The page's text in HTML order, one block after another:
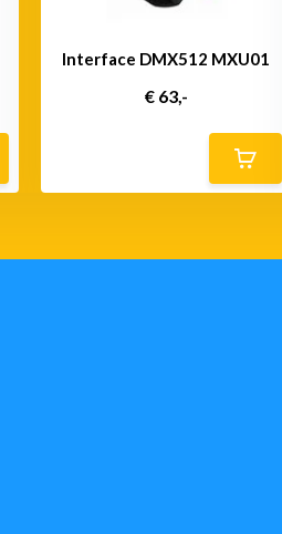
Interface DMX512 MXU01
€ 63,-